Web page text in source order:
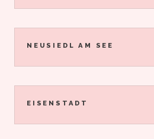
NEUSIEDL AM SEE
EISENSTADT